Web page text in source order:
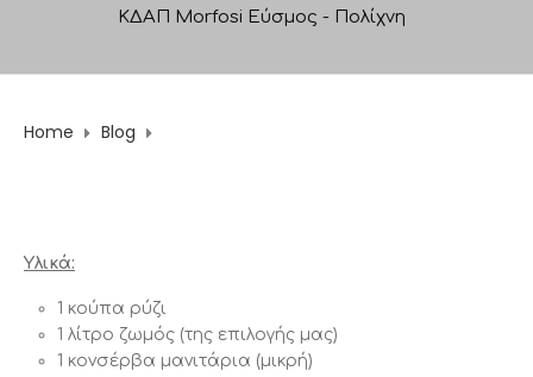
ΚΔΑΠ Morfosi Εύσμος - Πολίχνη
Home Blog
Υλικά:
1 κούπα ρύζι
1 λίτρο ζωμός (της επιλογής μας)
1 κονσέρβα μανιτάρια (μικρή)